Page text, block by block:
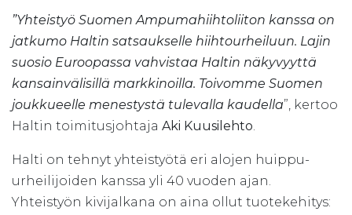
”Yhteistyö Suomen Ampumahiihtoliiton kanssa on
jatkumo Haltin satsaukselle hiihtourheiluun. Lajin
suosio Euroopassa vahvistaa Haltin näkyvyyttä
kansainvälisillä markkinoilla. Toivomme Suomen
joukkueelle menestystä tulevalla kaudella”, kertoo
Haltin toimitusjohtaja Aki Kuusilehto.
Halti on tehnyt yhteistyötä eri alojen huippu-
urheilijoiden kanssa yli 40 vuoden ajan.
Yhteistyön kivijalkana on aina ollut tuotekehitys: